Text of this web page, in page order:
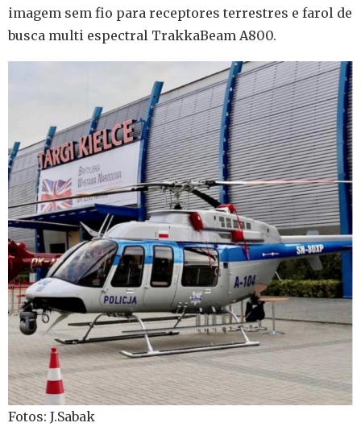
imagem sem fio para receptores terrestres e farol de
busca multi espectral TrakkaBeam A800.
Fotos: J.Sabak